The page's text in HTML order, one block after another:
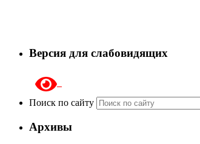
Версия для слабовидящих
Поиск по сайту
Архивы